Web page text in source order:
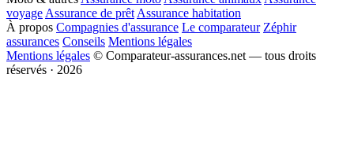
voyage Assurance de prêt Assurance habitation
À propos Compagnies d'assurance Le comparateur Zéphir
assurances Conseils Mentions légales
Mentions légales © Comparateur-assurances.net — tous droits
réservés · 2026